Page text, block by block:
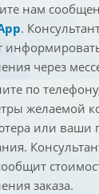
нам
.
через
по
желаемой
или ваши
заказа.